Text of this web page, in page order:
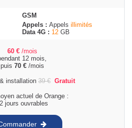
GSM
Appels : Appels illimités
Data 4G : 12 GB
60 € /mois
12 mois,
puis 70 €/mois
installation 39€ Gratuit
actuel de Orange :
jours ouvrables